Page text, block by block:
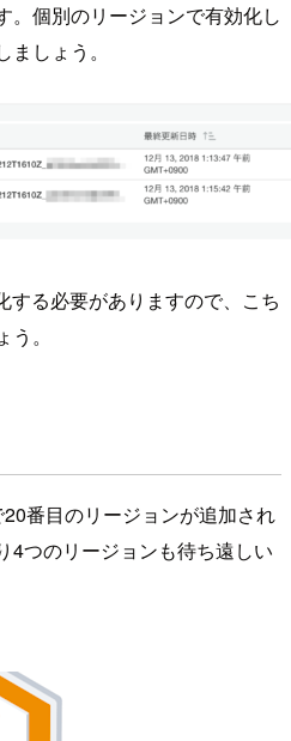
。個別のリージョンで有効化し
しょう。
る必要がありますので、こち
。
番目のリージョンが追加され
4つのリージョンも待ち遠しい